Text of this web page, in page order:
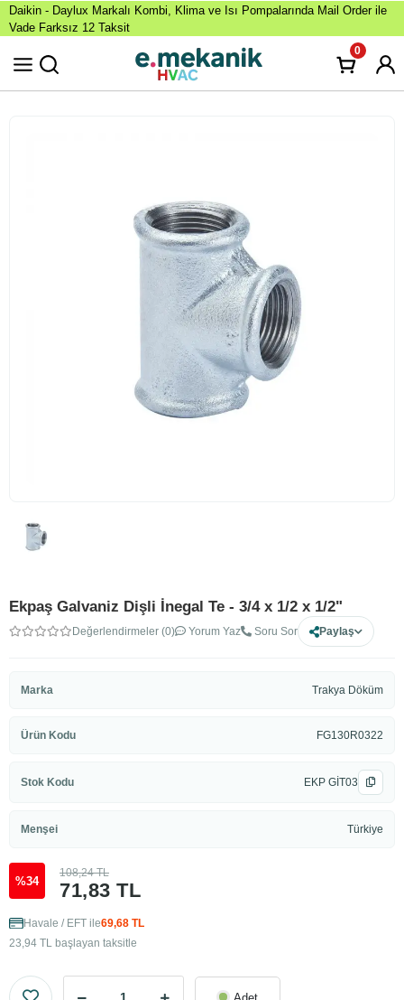
Daikin - Daylux Markalı Kombi, Klima ve Isı Pompalarında Mail Order ile
Vade Farksız 12 Taksit
0
Ekpaş Galvaniz Dişli İnegal Te - 3/4 x 1/2 x 1/2"
Değerlendirmeler (0) Yorum Yaz Soru Sor Paylaş
Marka Trakya Döküm
Ürün Kodu FG130R0322
Stok Kodu EKP GİT03
Menşei Türkiye
%34 71,83 TL
108,24 TL
Havale / EFT ile69,68 TL
23,94 TL başlayan taksitle
Adet